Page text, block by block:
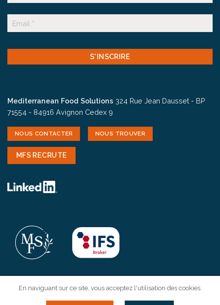
Suffixe
mail
CAPTCHA
Mediterranean Food Solutions 324 Rue Jean Dausset - BP
71554 - 84916 Avignon Cedex 9
NOUS CONTACTER NOUS TROUVER
MFS RECRUTE
En naviguant sur ce site, vous acceptez l'utilisation des cookies.